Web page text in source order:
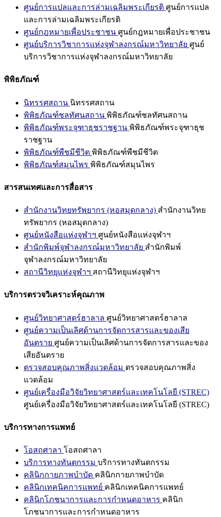
ศูนย์การแปลและการล่ามเฉลิมพระเกียรติ ศูนย์การแปล
และการล่ามเฉลิมพระเกียรติ
ศูนย์กฎหมายเพื่อประชาชน ศูนย์กฎหมายเพื่อประชาชน
ศูนย์บริการวิชาการแห่งจุฬาลงกรณ์มหาวิทยาลัย ศูนย์
บริการวิชาการแห่งจุฬาลงกรณ์มหาวิทยาลัย
พิพิธภัณฑ์
นิทรรศสถาน นิทรรศสถาน
พิพิธภัณฑ์ชลทัศนสถาน พิพิธภัณฑ์ชลทัศนสถาน
พิพิธภัณฑ์พระจุฑาธุชราชฐาน พิพิธภัณฑ์พระจุฑาธุช
ราชฐาน
พิพิธภัณฑ์พืชมีชีวิต พิพิธภัณฑ์พืชมีชีวิต
พิพิธภัณฑ์สมุนไพร พิพิธภัณฑ์สมุนไพร
สารสนเทศและการสื่อสาร
สำนักงานวิทยทรัพยากร (หอสมุดกลาง) สำนักงานวิทย
ทรัพยากร (หอสมุดกลาง)
ศูนย์หนังสือแห่งจุฬาฯ ศูนย์หนังสือแห่งจุฬาฯ
สำนักพิมพ์จุฬาลงกรณ์มหาวิทยาลัย สำนักพิมพ์
จุฬาลงกรณ์มหาวิทยาลัย
สถานีวิทยุแห่งจุฬาฯ สถานีวิทยุแห่งจุฬาฯ
บริการตรวจวิเคราะห์คุณภาพ
ศูนย์วิทยาศาสตร์ฮาลาล ศูนย์วิทยาศาสตร์ฮาลาล
ศูนย์ความเป็นเลิศด้านการจัดการสารและของเสีย
อันตราย ศูนย์ความเป็นเลิศด้านการจัดการสารและของ
เสียอันตราย
ตรวจสอบคุณภาพสิ่งแวดล้อม ตรวจสอบคุณภาพสิ่ง
แวดล้อม
ศูนย์เครื่องมือวิจัยวิทยาศาสตร์และเทคโนโลยี (STREC)
ศูนย์เครื่องมือวิจัยวิทยาศาสตร์และเทคโนโลยี (STREC)
บริการทางการแพทย์
โอสถศาลา โอสถศาลา
บริการทางทันตกรรม บริการทางทันตกรรม
คลินิกกายภาพบำบัด คลินิกกายภาพบำบัด
คลินิกเทคนิคการแพทย์ คลินิกเทคนิคการแพทย์
คลินิกโภชนาการและการกำหนดอาหาร คลินิก
โภชนาการและการกำหนดอาหาร